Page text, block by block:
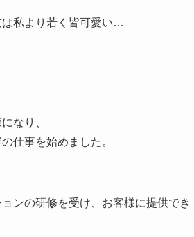
は私より若く皆可愛い…
なり、
仕事を始めました。
ンの研修を受け、お客様に提供でき